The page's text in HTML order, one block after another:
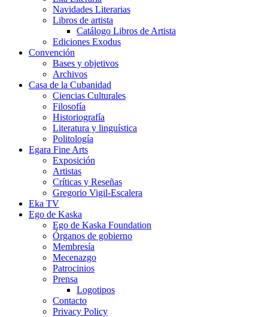
Navidades Literarias
Libros de artista
Catálogo Libros de Artista
Ediciones Exodus
Convención
Bases y objetivos
Archivos
Casa de la Cubanidad
Ciencias Culturales
Filosofía
Historiografía
Literatura y linguística
Politología
Egara Fine Arts
Exposición
Artistas
Críticas y Reseñas
Gregorio Vigil-Escalera
Eka TV
Ego de Kaska
Ego de Kaska Foundation
Órganos de gobierno
Membresía
Mecenazgo
Patrocinios
Prensa
Logotipos
Contacto
Privacy Policy